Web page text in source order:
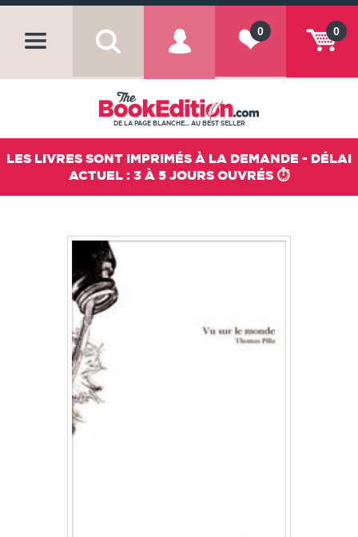
0
0
DE LA PAGE BLANCHE... AU BEST SELLER
LES LIVRES SONT IMPRIMÉS À LA DEMANDE - DÉLAI
ACTUEL : 3 À 5 JOURS OUVRÉS ⏱️